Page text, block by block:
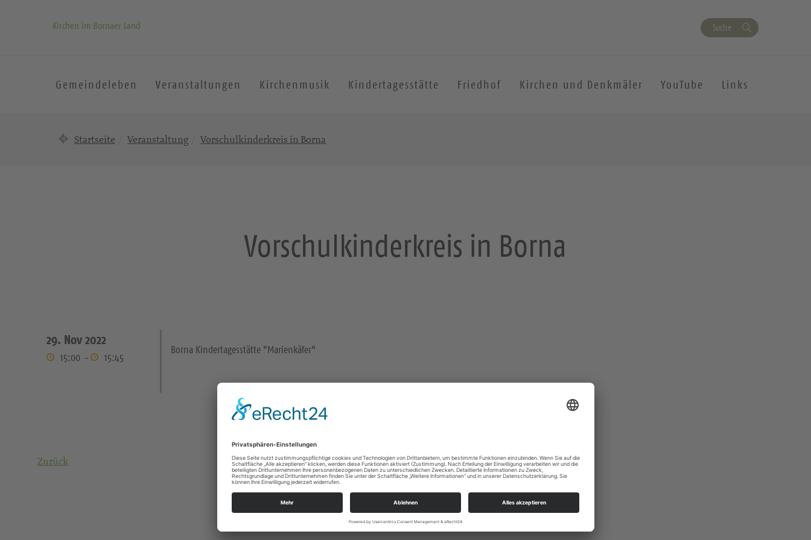
Kirchen im Bornaer Land Suche
Gemeindeleben Veranstaltungen Kirchenmusik Kindertagesstätte Friedhof Kirchen und Denkmäler YouTube Links
Startseite Veranstaltung Vorschulkinderkreis in Borna
Vorschulkinderkreis in Borna
29. Nov 2022
15:00 - 15:45
Borna Kindertagesstätte "Marienkäfer"
Zurück